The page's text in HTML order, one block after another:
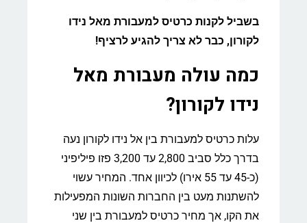
בשביל לקנות כרטיס למעבורת מאל נידו
לקורון, כבר לא צריך להגיע לרציף!
כמה עולה מעבורת מאל
נידו לקורון?
עלות כרטיס למעבורת בין אל נידו לקורון נעה
בדרך כלל סביב 2,800 עד 3,200 פזו פיליפיני
(כ-45 עד 55 אירו) לכיוון אחד. המחיר עשוי
להשתנות מעט בין החברות השונות המפעילות
את הקו, אך מחיר כרטיס למעבורת בין שני